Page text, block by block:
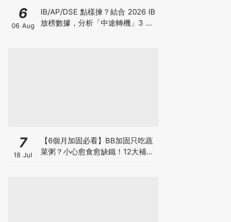
6
06 Aug
IB/AP/DSE 點樣揀？結合 2026 IB
放榜數據，分析「中途轉機」3 大
7
18 Jul
【6個月加固必看】BB加固只吃蔬
菜粥？小心愈食愈缺鐵！12大補鐵